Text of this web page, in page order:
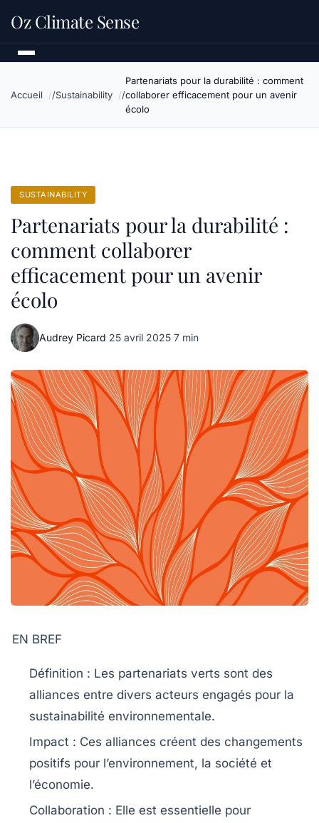
Oz Climate Sense
Accueil Sustainability
Partenariats pour la durabilité : comment
collaborer efficacement pour un avenir
écolo
SUSTAINABILITY
Partenariats pour la durabilité :
comment collaborer
efficacement pour un avenir
écolo
Audrey Picard·25 avril 2025·7 min
EN BREF
Définition : Les partenariats verts sont des
alliances entre divers acteurs engagés pour la
sustainabilité environnementale.
Impact : Ces alliances créent des changements
positifs pour l’environnement, la société et
l’économie.
Collaboration : Elle est essentielle pour